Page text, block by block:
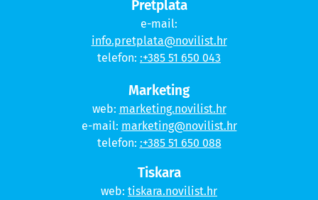
Pretplata
e-mail:
info.pretplata@novilist.hr
telefon: :+385 51 650 043
Marketing
web: marketing.novilist.hr
e-mail: marketing@novilist.hr
telefon: :+385 51 650 088
Tiskara
web: tiskara.novilist.hr